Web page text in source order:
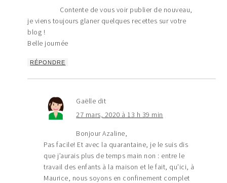
Contente de vous voir publier de nouveau,
je viens toujours glaner quelques recettes sur votre
blog !
Belle journée
RÉPONDRE
Gaëlle dit
27 mars, 2020 à 13 h 39 min
Bonjour Azaline,
Pas facile! Et avec la quarantaine, je le suis dis
que j’aurais plus de temps main non : entre le
travail des enfants à la maison et le fait, qu’ici, à
Maurice, nous soyons en confinement complet